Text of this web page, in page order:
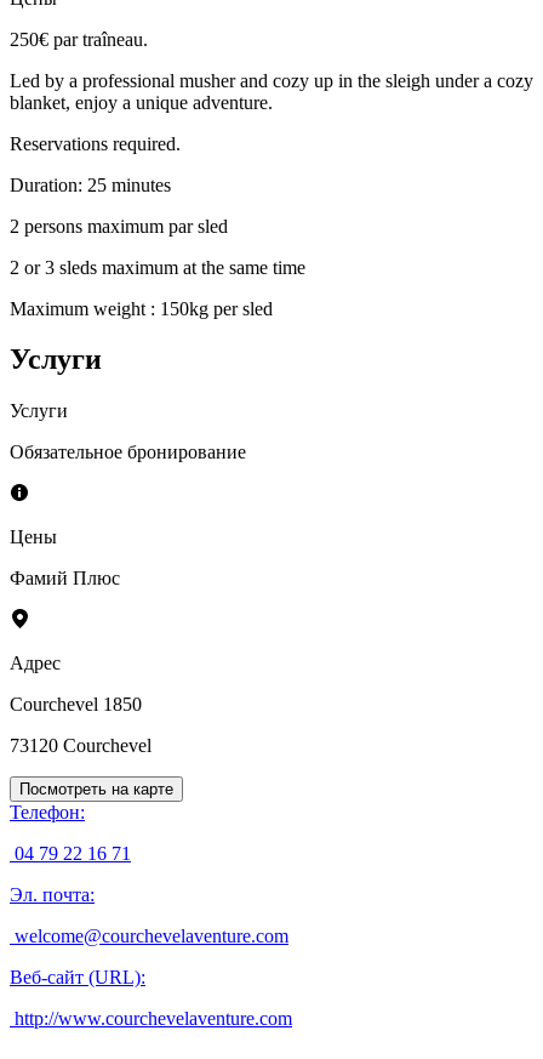
250€ par traîneau.
Led by a professional musher and cozy up in the sleigh under a cozy
blanket, enjoy a unique adventure.
Reservations required.
Duration: 25 minutes
2 persons maximum par sled
2 or 3 sleds maximum at the same time
Maximum weight : 150kg per sled
Услуги
Услуги
Обязательное бронирование
Цены
Фамий Плюс
Адрес
Courchevel 1850
73120 Courchevel
Посмотреть на карте
Телефон:
04 79 22 16 71
Эл. почта:
welcome@courchevelaventure.com
Веб-сайт (URL):
http://www.courchevelaventure.com